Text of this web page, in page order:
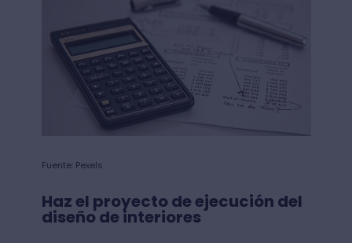
Fuente: Pexels
Haz el proyecto de ejecución del
diseño de interiores